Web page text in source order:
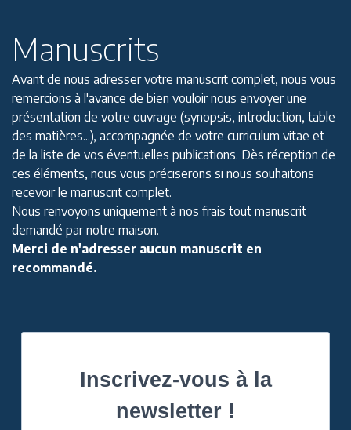
Manuscrits
Avant de nous adresser votre manuscrit complet, nous vous
remercions à l'avance de bien vouloir nous envoyer une
présentation de votre ouvrage (synopsis, introduction, table
des matières...), accompagnée de votre curriculum vitae et
de la liste de vos éventuelles publications. Dès réception de
ces éléments, nous vous préciserons si nous souhaitons
recevoir le manuscrit complet.
Nous renvoyons uniquement à nos frais tout manuscrit
demandé par notre maison.
Merci de n'adresser aucun manuscrit en
recommandé.
Inscrivez-vous à la
newsletter !